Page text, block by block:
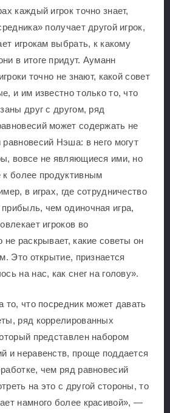
каждый игрок точно знает,
получает другой игрок,
игрокам выбрать, к какому
в итоге придут. Ауманн
точно не знают, какой совет
и им известно только то, что
друг с другом, ряд
может содержать не
Нэша: в него могут
вовсе не являющиеся ими, но
к более продуктивным
в играх, где сотрудничество
чем одиночная игра,
игроков во
не раскрывает, какие советы он
Это открытие, признается
на нас, как снег на голову».
то, что посредник может давать
ряд коррелированных
представлен набором
и неравенств, проще поддается
чем ряд равновесий
на это с другой стороны, то
намного более красивой», —